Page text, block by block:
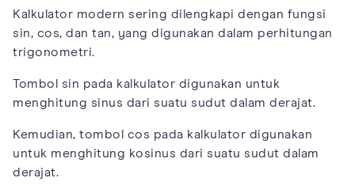
Kalkulator modern sering dilengkapi dengan fungsi
sin, cos, dan tan, yang digunakan dalam perhitungan
trigonometri.
Tombol sin pada kalkulator digunakan untuk
menghitung sinus dari suatu sudut dalam derajat.
Kemudian, tombol cos pada kalkulator digunakan
untuk menghitung kosinus dari suatu sudut dalam
derajat.